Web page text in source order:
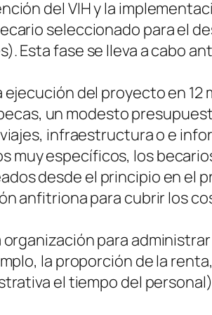
del VIH y la
seleccionado para el
Esta fase se lleva a cabo
del proyecto en 12
un modesto
infraestructura o e
muy específicos, los
desde el principio en el
anfitriona para cubrir los
para
la proporción de la
el tiempo del